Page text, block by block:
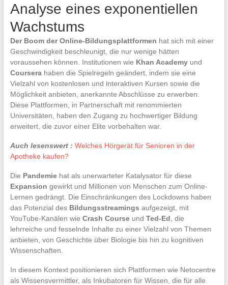
Analyse eines exponentiellen
Wachstums
Der Boom der Online-Bildungsplattformen hat sich mit einer
Geschwindigkeit beschleunigt, die nur wenige hätten
voraussehen können. Institutionen wie Khan Academyund
Courserahaben die Spielregeln geändert, indem sie eine
Vielzahl von kostenlosen und interaktiven Kursen sowie die
Möglichkeit anbieten, anerkannte Abschlüsse zu erwerben.
Diese Plattformen, in Partnerschaft mit renommierten
Universitäten, haben den Zugang zu hochwertiger Bildung
erweitert, die zuvor einer Elite vorbehalten war.
Auch lesenswert : Welches Hörgerät für Senioren in der
Apotheke kaufen?
Die Pandemiehat als unerwarteter Katalysator für diese
Expansion gewirkt und Millionen von Menschen zum Online-
Lernen gedrängt. Die Einschränkungen des Lockdowns haben
das Potenzial des Bildungsstreamings aufgezeigt, mit
YouTube-Kanälen wie Crash Courseund Ted-Ed , die
lehrreiche und fesselnde Inhalte zu einer Vielzahl von Themen
anbieten, von Geschichte über Biologie bis hin zu kognitiven
Wissenschaften.
In diesem Kontext positionieren sich Plattformen wie Netocentre
als Wissensvermittler, als Inkubatoren für Wissen, die für alle